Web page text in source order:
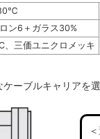
ン6＋ガラス30%
、三価ユニクロメッキ
ーブルキャリアを